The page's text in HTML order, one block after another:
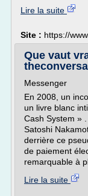
Lire la suite
Site : https://
Que vaut
Messenger
En 2008, un
un livre blanc
Cash System »
Satoshi
derrière ce
de paiement
remarquable à
Lire la suite